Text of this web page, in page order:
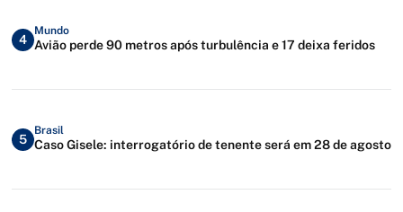
4
Mundo
Avião perde 90 metros após turbulência e 17 deixa feridos
5
Brasil
Caso Gisele: interrogatório de tenente será em 28 de agosto